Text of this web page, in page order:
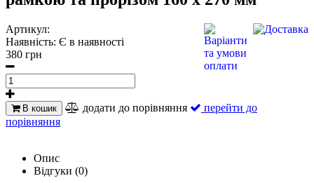
Артикул:
Наявність: Є в наявності
380 грн
В кошик додати до порівняння
перейти до
порівняння
Опис
Відгуки (0)